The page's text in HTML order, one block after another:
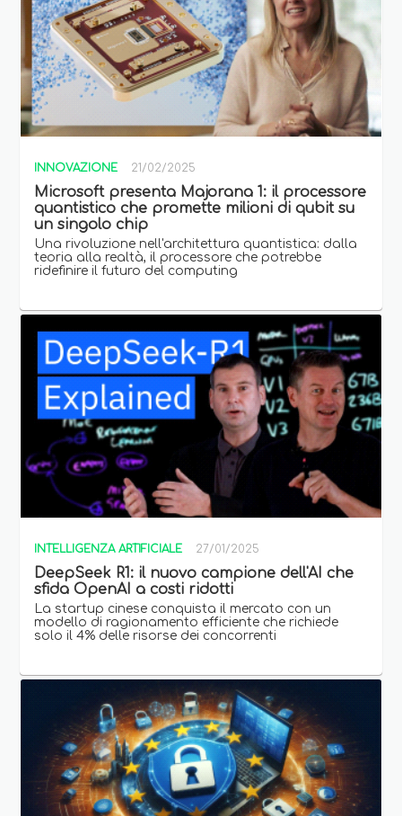
INNOVAZIONE 21/02/2025
Microsoft presenta Majorana 1: il processore
quantistico che promette milioni di qubit su
un singolo chip
Una rivoluzione nell'architettura quantistica: dalla
teoria alla realtà, il processore che potrebbe
ridefinire il futuro del computing
INTELLIGENZA ARTIFICIALE 27/01/2025
DeepSeek R1: il nuovo campione dell'AI che
sfida OpenAI a costi ridotti
La startup cinese conquista il mercato con un
modello di ragionamento efficiente che richiede
solo il 4% delle risorse dei concorrenti